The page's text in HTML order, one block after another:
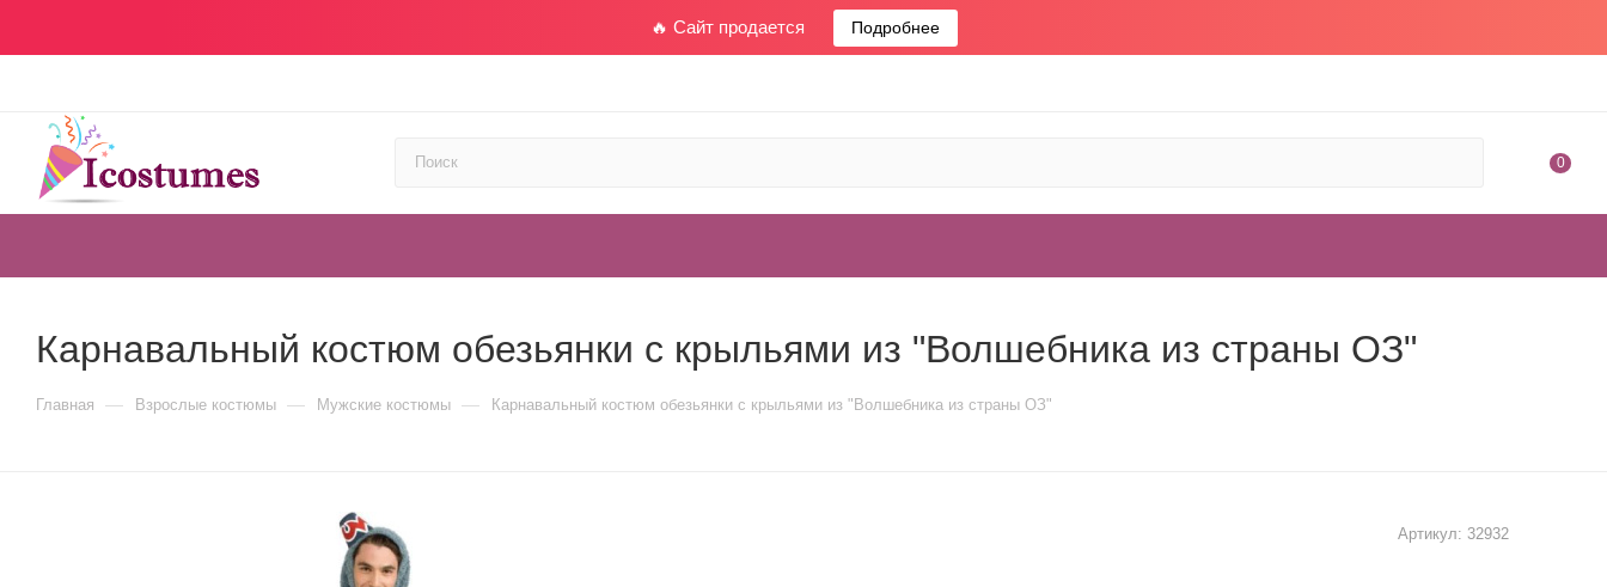
🔥 Сайт продается Подробнее
0
Карнавальный костюм обезьянки с крыльями из "Волшебника из страны ОЗ"
Главная — Взрослые костюмы — Мужские костюмы — Карнавальный костюм обезьянки с крыльями из "Волшебника из страны ОЗ"
Артикул: 32932